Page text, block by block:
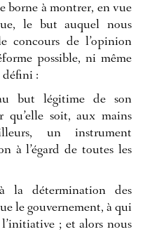
borne à montrer, en vue
le but auquel nous
concours de l’opinion
possible, ni même
défini :
but légitime de son
soit, aux mains
un instrument
à l’égard de toutes les
détermination des
le gouvernement, à qui
; et alors nous